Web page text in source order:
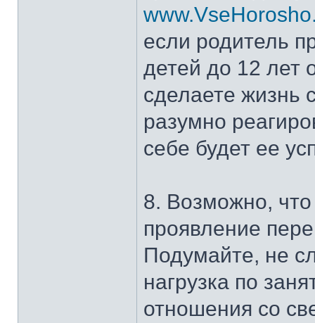
если родитель
детей до 12 лет
сделаете жизнь
разумно
себе будет ее
8. Возможно, что
проявление
Подумайте, не
нагрузка по
отношения со